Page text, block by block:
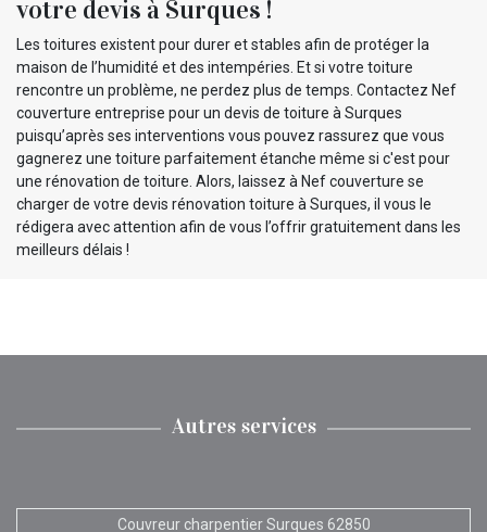
votre devis à Surques !
Les toitures existent pour durer et stables afin de protéger la
maison de l’humidité et des intempéries. Et si votre toiture
rencontre un problème, ne perdez plus de temps. Contactez Nef
couverture entreprise pour un devis de toiture à Surques
puisqu’après ses interventions vous pouvez rassurez que vous
gagnerez une toiture parfaitement étanche même si c'est pour
une rénovation de toiture. Alors, laissez à Nef couverture se
charger de votre devis rénovation toiture à Surques, il vous le
rédigera avec attention afin de vous l’offrir gratuitement dans les
meilleurs délais !
Autres services
Couvreur charpentier Surques 62850